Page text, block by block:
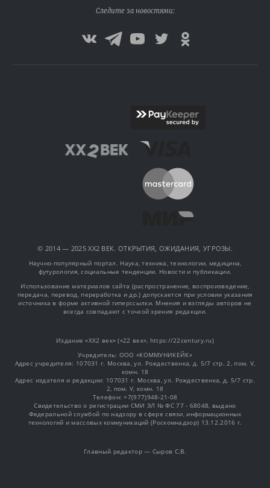
Следите за новостями:
© 2014 — 2025 XX2 ВЕК. ОТКРЫТИЯ, ОЖИДАНИЯ, УГРОЗЫ.
Научно-популярный портал. Наука, техника, технологии, медицина,
футурология, социальные тенденции. Новости и публикации.
Использование материалов сайта (распространение, воспроизведение,
передача, перевод, переработка и др.) допускается при условии указания
источника в форме активной гиперссылки. Мнения и взгляды авторов не
всегда совпадают с точкой зрения редакции.
Издание «XX2 век» («22 век», https://22century.ru)
Учредитель: OOO «КОММУНИКЕЙК»
Адрес учредителя: 107031 г. Москва, ул. Рождественка, д. 5/7 стр. 2, пом. V,
комн. 18
Адрес издателя и редакции: 107031 г. Москва, ул. Рождественка, д. 5/7 стр.
2, пом. V, комн. 18
Телефон: +7(977)948-21-08
Свидетельство о регистрации СМИ ЭЛ № ФС 77 - 68048, выдано
Федеральной службой по надзору в сфере связи, информационных
технологий и массовых коммуникаций (Роскомнадзор) 13.12.2016 г.
Главный редактор — Сыров С.В.